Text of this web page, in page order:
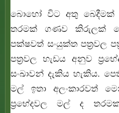
බොහෝ විට අතු බෙදීමක්
තරමක් ගණව කිරුලක්
පක්ෂවත් සංයුක්ත පත්‍රවල
පත්‍රවල හැඩය අනුව
සංඛාවන් දැකිය හැකිය.
මල් ඉතා අලංකාරවත්
ප්‍රභේදවල මල් ද